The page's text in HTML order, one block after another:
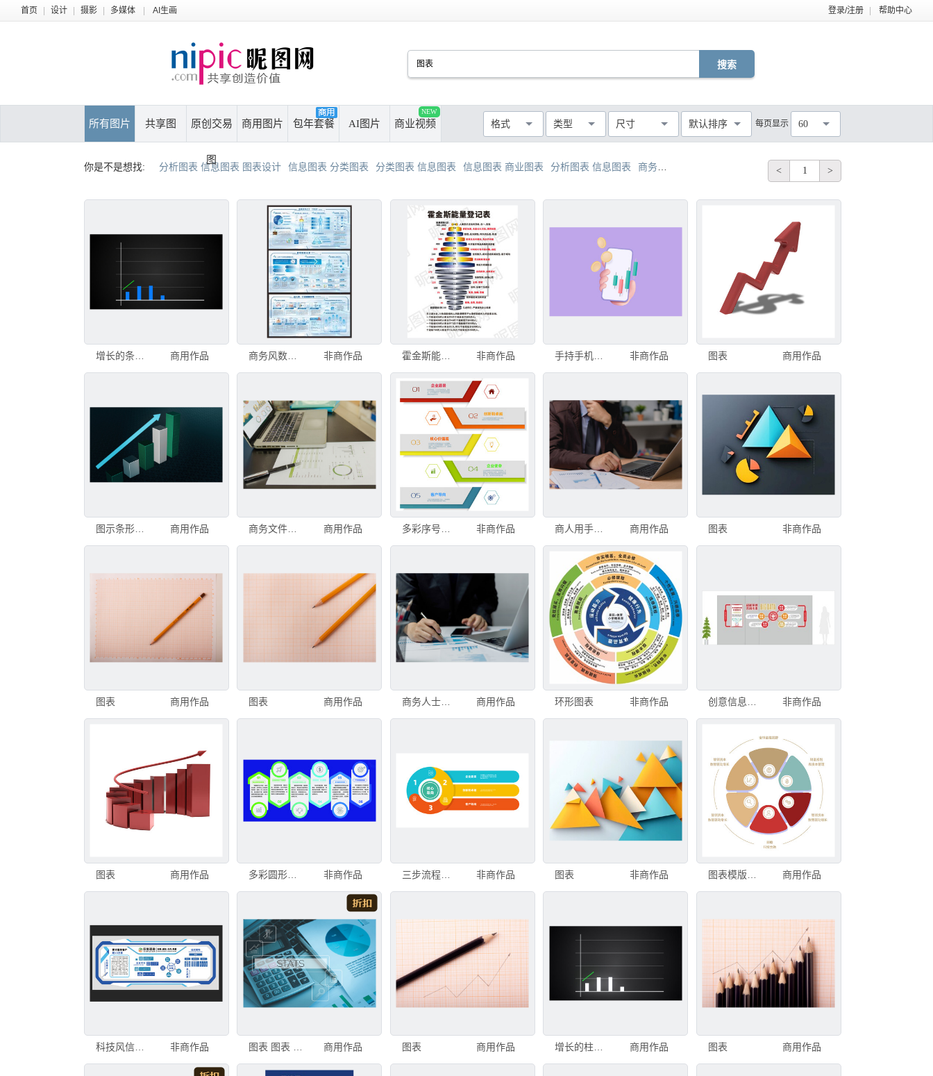
首页 设计 摄影 多媒体 AI生画 登录/注册 帮助中心
所有图片 共享图 原创交易
图
商用图片 包年套餐 AI图片 商业视频
NEW
60
每页显示
默认排序
像素
>50cm
>300cm
尺寸
类型
CDR AI PPT EPS TIF PDF JPG C4D
AVI WMF MOV AEP VSP 不限
格式
你是不是想找: 分析图表 信息图表 图表设计 信息图表 分类图表 分类图表 信息图表 信息图表 商业图表 分析图表 信息图表 商务图表 信息图表 信息图表 分析图表 彩色图表和信息图表
< 1 >
增长的条形图带上升箭头，财务预测图表，3D渲染计算机生成背景。增长的条形图带上升箭头，财务预测图表 商用作品 非商作品 霍金斯能量层级图表 非商作品 非商作品 图表 商用作品
图示条形图，信息图表，图表。3D渲染。条形图。信息图表。商业背景3D渲染 商用作品 商用作品 非商作品 商用作品 图表 非商作品
图表 商用作品 图表 商用作品 商务人士用笔审阅文件，分析图表报告中的数据、统计和财务图表，涉及预算、投资、会计和桌面图表。 商用作品 环形图表 非商作品 非商作品
图表 商用作品 非商作品 三步流程信息图表 非商作品 图表 非商作品 商用作品
科技风信息图表展示 非商作品 图表 图表 图表 商用作品 图表 商用作品 增长的柱状图带上升箭头，财务预测图表，3D渲染计算机生成背景。增长的柱状图带上升箭头，财务预测图表 商用作品 图表 商用作品